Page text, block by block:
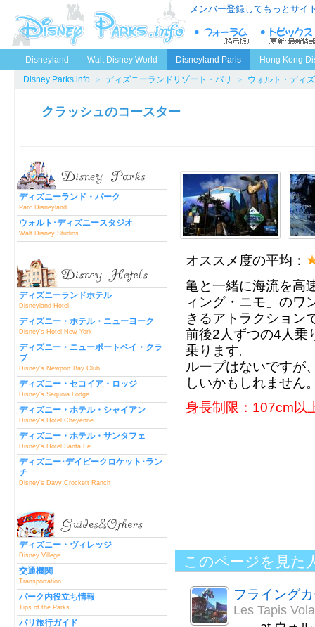
メンバー登録してもっとサイ
Disneyland Walt Disney World Disneyland Paris
Hong Kong
Disney Parks.info ＞ ディズニーランドリゾート・パリ ＞ ウォルト・ディ
クラッシュのコースター
ディズニーランド・パーク
Parc Disneyland
ウォルト･ディズニースタジオ
Walt Disney Studios
ディズニーランドホテル
Disneyland Hotel
ディズニー・ホテル・ニューヨーク
Disney's Hotel New York
ディズニー・ニューポートベイ・クラ
ブ
Disney's Newport Bay Club
ディズニー・セコイア・ロッジ
Disney's Sequoia Lodge
ディズニー・ホテル・シャイアン
Disney's Hotel Cheyenne
ディズニー・ホテル・サンタフェ
Disney's Hotel Santa Fe
ディズニー･デイビークロケット･ラン
チ
Disney's Davy Crockett Ranch
ディズニー・ヴィレッジ
Disney Villege
交通機関
Transportation
パーク内役立ち情報
Tips of the Parks
パリ旅行ガイド
オススメ度の平均：
亀と一緒に海流を高
ィング・ニモ」のワ
きるアトラクション
前後2人ずつの4人乗
乗ります。
ループはないですが
しいかもしれません
身長制限：107cm以
このページを見た
フライング
Les Tapis